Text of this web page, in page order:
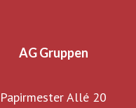
AG Gruppen
Papirmester Allé 20